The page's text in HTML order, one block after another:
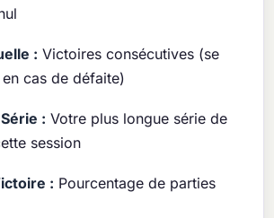
: Victoires consécutives (se
cas de défaite)
: Votre plus longue série de
session
: Pourcentage de parties